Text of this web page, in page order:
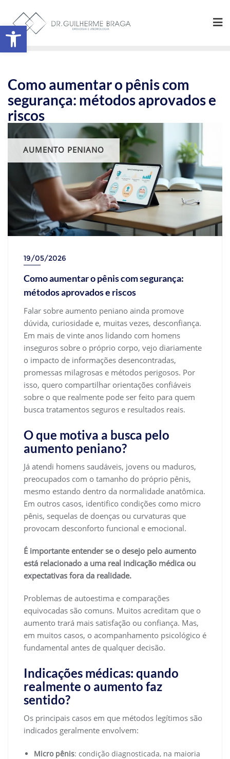
Abrir a barra de ferramentas
Como aumentar o pênis com
segurança: métodos aprovados e
riscos
AUMENTO PENIANO
19/05/2026
Como aumentar o pênis com segurança:
métodos aprovados e riscos
Falar sobre aumento peniano ainda promove
dúvida, curiosidade e, muitas vezes, desconfiança.
Em mais de vinte anos lidando com homens
inseguros sobre o próprio corpo, vejo diariamente
o impacto de informações desencontradas,
promessas milagrosas e métodos perigosos. Por
isso, quero compartilhar orientações confiáveis
sobre o que realmente pode ser feito para quem
busca tratamentos seguros e resultados reais.
O que motiva a busca pelo
aumento peniano?
Já atendi homens saudáveis, jovens ou maduros,
preocupados com o tamanho do próprio pênis,
mesmo estando dentro da normalidade anatômica.
Em outros casos, identifico condições como micro
pênis, sequelas de doenças ou curvaturas que
provocam desconforto funcional e emocional.
É importante entender se o desejo pelo aumento
está relacionado a uma real indicação médica ou
expectativas fora da realidade.
Problemas de autoestima e comparações
equivocadas são comuns. Muitos acreditam que o
aumento trará mais satisfação ou confiança. Mas,
em muitos casos, o acompanhamento psicológico é
fundamental antes de qualquer decisão.
Indicações médicas: quando
realmente o aumento faz
sentido?
Os principais casos em que métodos legítimos são
indicados geralmente envolvem:
Micro pênis: condição diagnosticada, na maioria